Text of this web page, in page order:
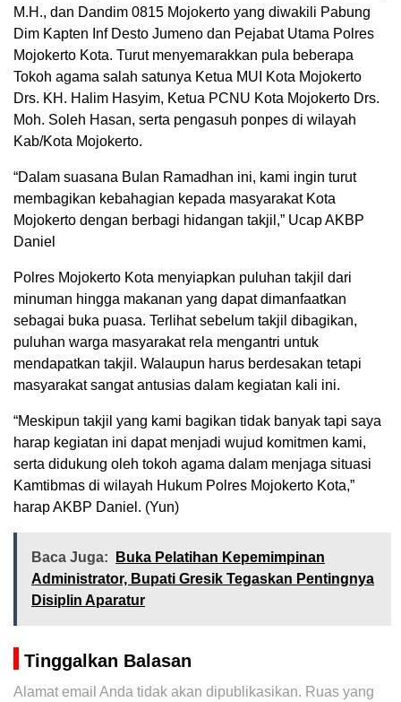
M.H., dan Dandim 0815 Mojokerto yang diwakili Pabung
Dim Kapten Inf Desto Jumeno dan Pejabat Utama Polres
Mojokerto Kota. Turut menyemarakkan pula beberapa
Tokoh agama salah satunya Ketua MUI Kota Mojokerto
Drs. KH. Halim Hasyim, Ketua PCNU Kota Mojokerto Drs.
Moh. Soleh Hasan, serta pengasuh ponpes di wilayah
Kab/Kota Mojokerto.
“Dalam suasana Bulan Ramadhan ini, kami ingin turut
membagikan kebahagian kepada masyarakat Kota
Mojokerto dengan berbagi hidangan takjil,” Ucap AKBP
Daniel
Polres Mojokerto Kota menyiapkan puluhan takjil dari
minuman hingga makanan yang dapat dimanfaatkan
sebagai buka puasa. Terlihat sebelum takjil dibagikan,
puluhan warga masyarakat rela mengantri untuk
mendapatkan takjil. Walaupun harus berdesakan tetapi
masyarakat sangat antusias dalam kegiatan kali ini.
“Meskipun takjil yang kami bagikan tidak banyak tapi saya
harap kegiatan ini dapat menjadi wujud komitmen kami,
serta didukung oleh tokoh agama dalam menjaga situasi
Kamtibmas di wilayah Hukum Polres Mojokerto Kota,”
harap AKBP Daniel. (Yun)
Baca Juga:
Buka Pelatihan Kepemimpinan
Administrator, Bupati Gresik Tegaskan Pentingnya
Disiplin Aparatur
Tinggalkan Balasan
Alamat email Anda tidak akan dipublikasikan. Ruas yang